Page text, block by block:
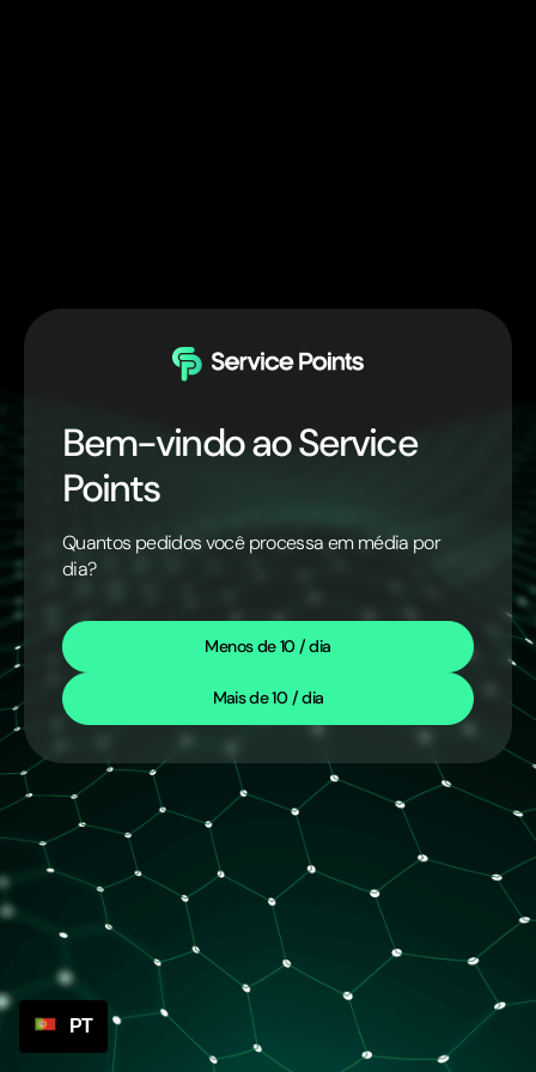
Bem-vindo ao Service
Points
Quantos pedidos você processa em média por
dia?
Menos de 10 / dia
Mais de 10 / dia
PT